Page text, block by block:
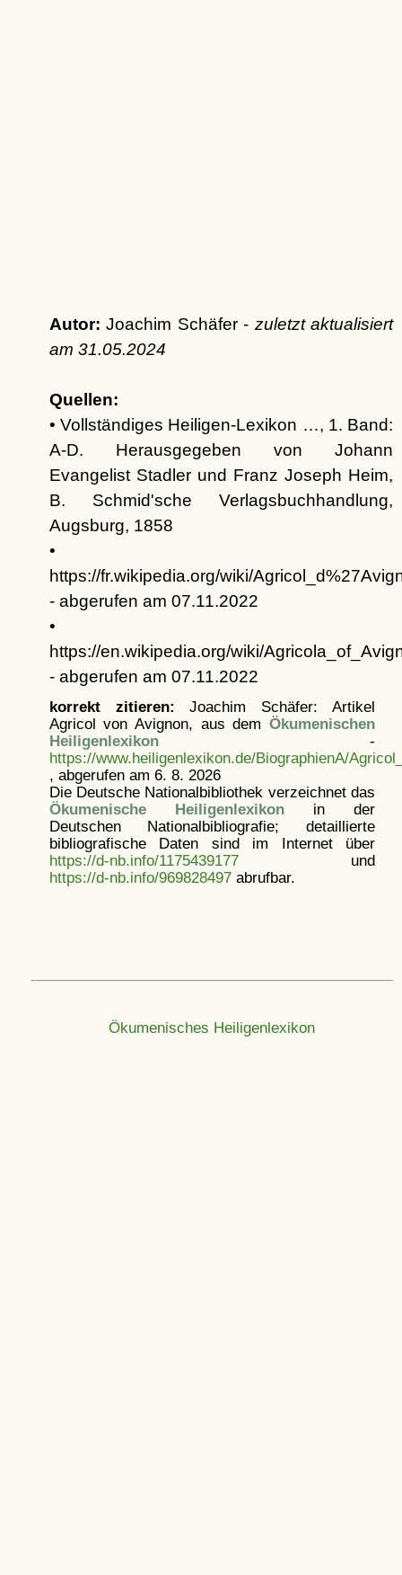
Autor: Joachim Schäfer - zuletzt aktualisiert
am 31.05.2024
Quellen:
• Vollständiges Heiligen-Lexikon …, 1. Band:
A-D. Herausgegeben von Johann
Evangelist Stadler und Franz Joseph Heim,
B. Schmid'sche Verlagsbuchhandlung,
Augsburg, 1858
•
https://fr.wikipedia.org/wiki/
- abgerufen am 07.11.2022
•
https://en.wikipedia.org/wiki/
- abgerufen am 07.11.2022
korrekt zitieren: Joachim Schäfer: Artikel
Agricol von Avignon, aus dem Ökumenischen
Heiligenlexikon-
https://www.heiligenlexikon.de/BiographienA/
, abgerufen am 6. 8. 2026
Die Deutsche Nationalbibliothek verzeichnet das
Ökumenische Heiligenlexikonin der
Deutschen Nationalbibliografie; detaillierte
bibliografische Daten sind im Internet über
https://d-nb.info/1175439177und
https://d-nb.info/969828497abrufbar.
Ökumenisches Heiligenlexikon